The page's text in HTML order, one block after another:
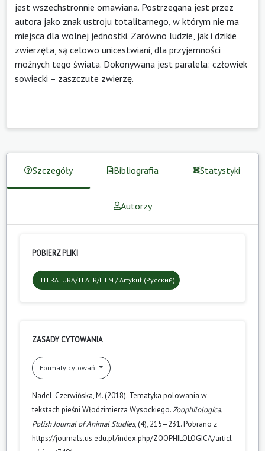
jest wszechstronnie omawiana. Postrzegana jest przez
autora jako znak ustroju totalitarnego, w którym nie ma
miejsca dla wolnej jednostki. Zarówno ludzie, jak i dzikie
zwierzęta, są celowo unicestwiani, dla przyjemności
możnych tego świata. Dokonywana jest paralela: człowiek
sowiecki – zaszczute zwierzę.
Szczegóły Bibliografia Statystyki
Autorzy
POBIERZ PLIKI
LITERATURA/TEATR/FILM / Artykuł (Русский)
ZASADY CYTOWANIA
Formaty cytowań
Nadel-Czerwińska, M. (2018). Tematyka polowania w
tekstach pieśni Włodzimierza Wysockiego.Zoophilologica.
Polish Journal of Animal Studies, (4), 215–231. Pobrano z
https://journals.us.edu.pl/index.php/ZOOPHILOLOGICA/articl